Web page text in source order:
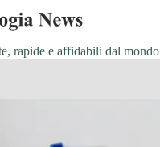
rapide e affidabili dal mondo